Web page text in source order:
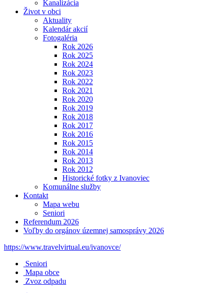
Kanalizácia
Život v obci
Aktuality
Kalendár akcií
Fotogaléria
Rok 2026
Rok 2025
Rok 2024
Rok 2023
Rok 2022
Rok 2021
Rok 2020
Rok 2019
Rok 2018
Rok 2017
Rok 2016
Rok 2015
Rok 2014
Rok 2013
Rok 2012
Historické fotky z Ivanoviec
Komunálne služby
Kontakt
Mapa webu
Seniori
Referendum 2026
Voľby do orgánov územnej samosprávy 2026
https://www.travelvirtual.eu/ivanovce/
Seniori
Mapa obce
Zvoz odpadu